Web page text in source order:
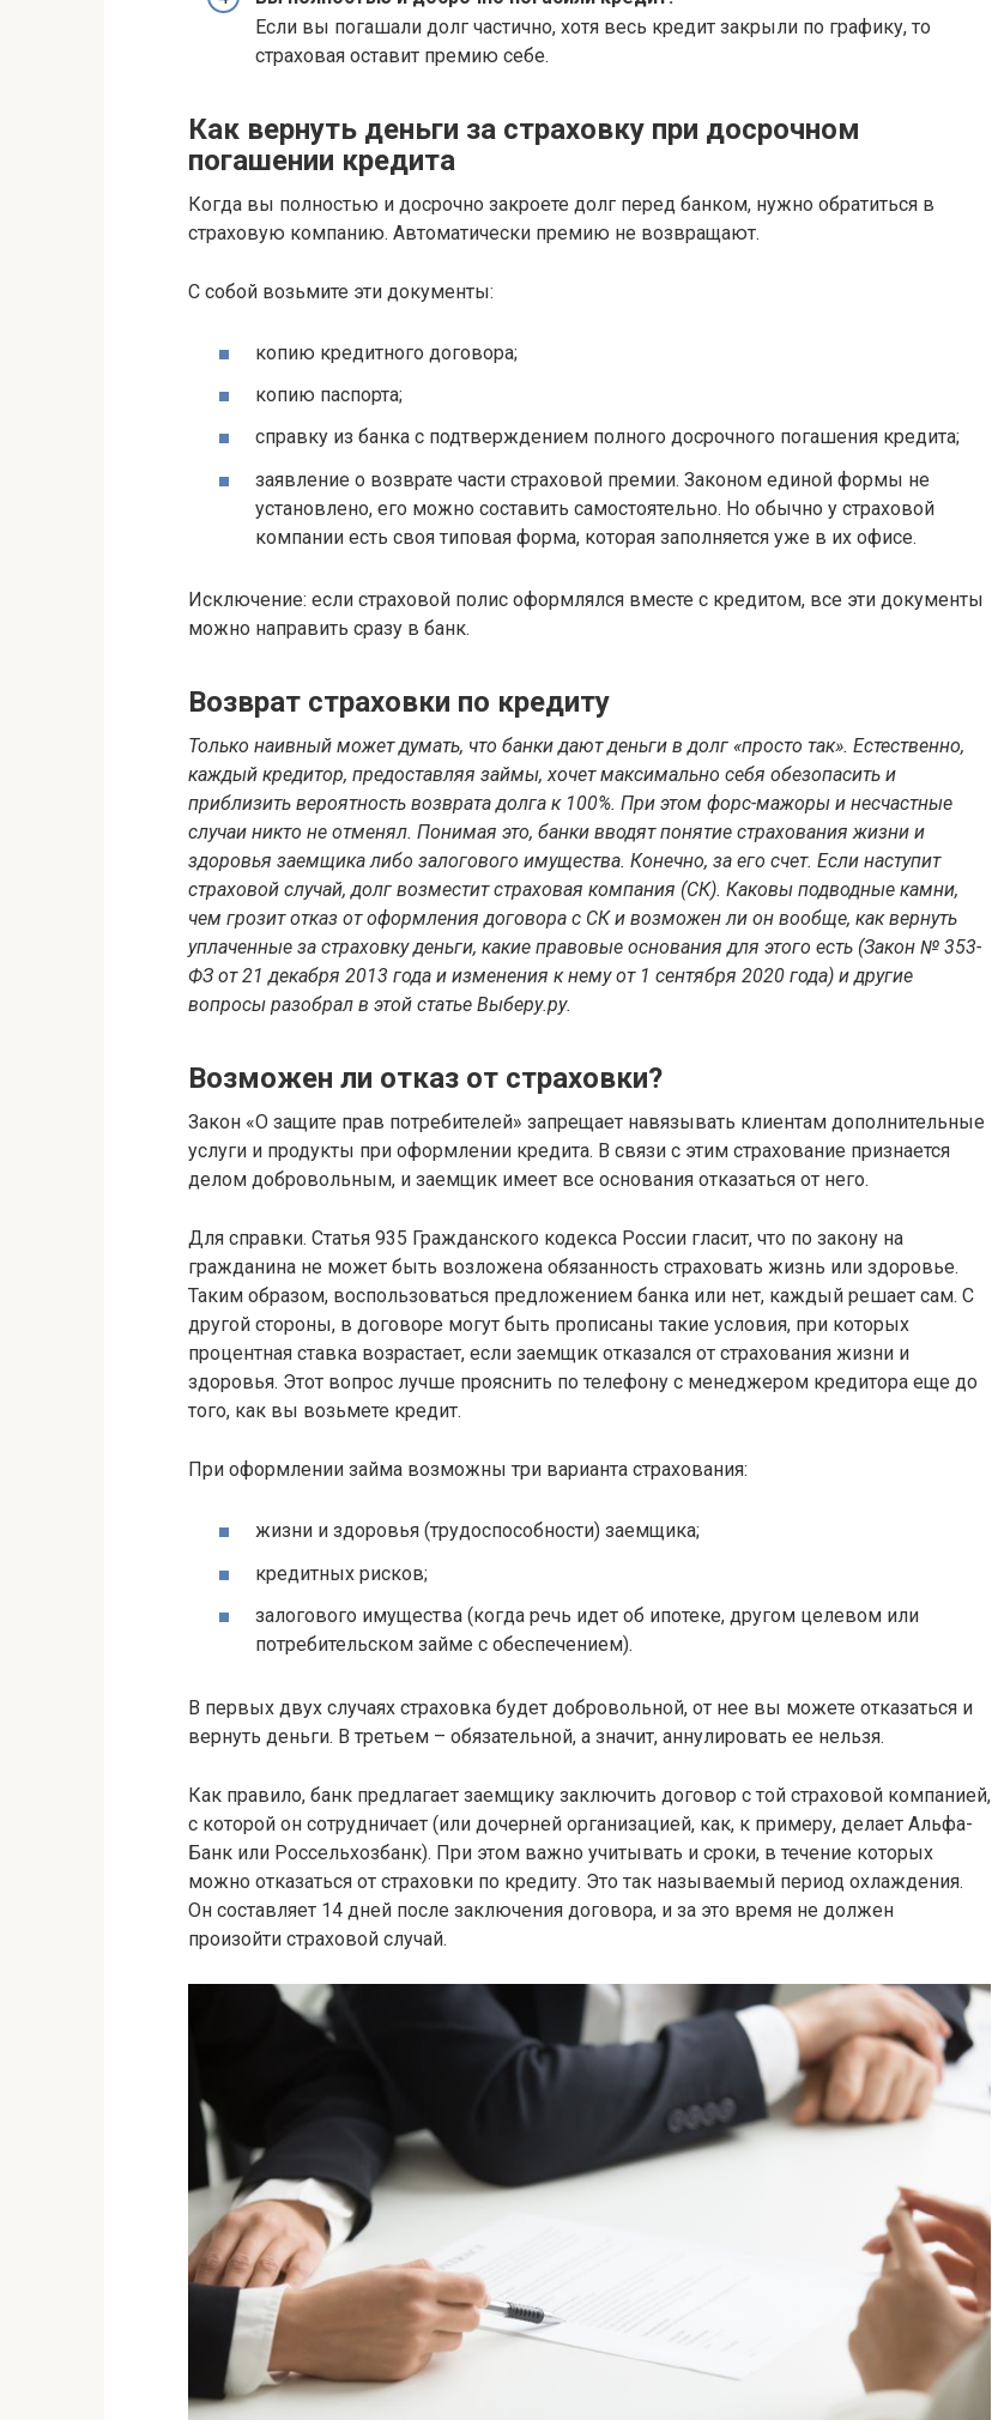
Если вы погашали долг частично, хотя весь кредит закрыли по графику, то
страховая оставит премию себе.
Как вернуть деньги за страховку при досрочном
погашении кредита
Когда вы полностью и досрочно закроете долг перед банком, нужно обратиться в
страховую компанию. Автоматически премию не возвращают.
С собой возьмите эти документы:
копию кредитного договора;
копию паспорта;
справку из банка с подтверждением полного досрочного погашения кредита;
заявление о возврате части страховой премии. Законом единой формы не
установлено, его можно составить самостоятельно. Но обычно у страховой
компании есть своя типовая форма, которая заполняется уже в их офисе.
Исключение: если страховой полис оформлялся вместе с кредитом, все эти документы
можно направить сразу в банк.
Возврат страховки по кредиту
Только наивный может думать, что банки дают деньги в долг «просто так». Естественно,
каждый кредитор, предоставляя займы, хочет максимально себя обезопасить и
приблизить вероятность возврата долга к 100%. При этом форс-мажоры и несчастные
случаи никто не отменял. Понимая это, банки вводят понятие страхования жизни и
здоровья заемщика либо залогового имущества. Конечно, за его счет. Если наступит
страховой случай, долг возместит страховая компания (СК). Каковы подводные камни,
чем грозит отказ от оформления договора с СК и возможен ли он вообще, как вернуть
уплаченные за страховку деньги, какие правовые основания для этого есть (Закон № 353-
ФЗ от 21 декабря 2013 года и изменения к нему от 1 сентября 2020 года) и другие
вопросы разобрал в этой статье Выберу.ру.
Возможен ли отказ от страховки?
Закон «О защите прав потребителей» запрещает навязывать клиентам дополнительные
услуги и продукты при оформлении кредита. В связи с этим страхование признается
делом добровольным, и заемщик имеет все основания отказаться от него.
Для справки. Статья 935 Гражданского кодекса России гласит, что по закону на
гражданина не может быть возложена обязанность страховать жизнь или здоровье.
Таким образом, воспользоваться предложением банка или нет, каждый решает сам. С
другой стороны, в договоре могут быть прописаны такие условия, при которых
процентная ставка возрастает, если заемщик отказался от страхования жизни и
здоровья. Этот вопрос лучше прояснить по телефону с менеджером кредитора еще до
того, как вы возьмете кредит.
При оформлении займа возможны три варианта страхования:
жизни и здоровья (трудоспособности) заемщика;
кредитных рисков;
залогового имущества (когда речь идет об ипотеке, другом целевом или
потребительском займе с обеспечением).
В первых двух случаях страховка будет добровольной, от нее вы можете отказаться и
вернуть деньги. В третьем – обязательной, а значит, аннулировать ее нельзя.
Как правило, банк предлагает заемщику заключить договор с той страховой компанией,
с которой он сотрудничает (или дочерней организацией, как, к примеру, делает Альфа-
Банк или Россельхозбанк). При этом важно учитывать и сроки, в течение которых
можно отказаться от страховки по кредиту. Это так называемый период охлаждения.
Он составляет 14 дней после заключения договора, и за это время не должен
произойти страховой случай.